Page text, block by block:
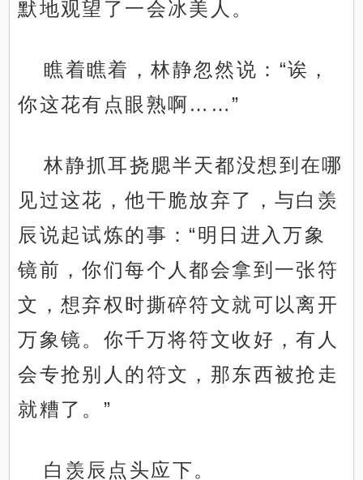
默地观望了一会冰美人。
瞧着瞧着，林静忽然说：“诶，
你这花有点眼熟啊……”
林静抓耳挠腮半天都没想到在哪
见过这花，他干脆放弃了，与白羡
辰说起试炼的事：“明日进入万象
镜前，你们每个人都会拿到一张符
文，想弃权时撕碎符文就可以离开
万象镜。你千万将符文收好，有人
会专抢别人的符文，那东西被抢走
就糟了。”
白羡辰点头应下。